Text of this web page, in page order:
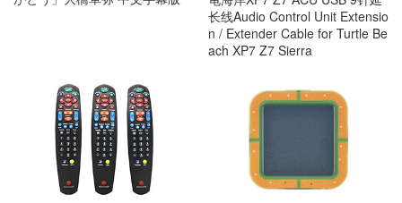
长线Audio Control Unit Extensio
n / Extender Cable for Turtle Be
ach XP7 Z7 Sierra